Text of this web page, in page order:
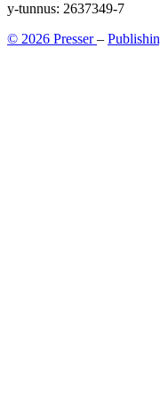
y-tunnus: 2637349-7
© 2026 Presser–